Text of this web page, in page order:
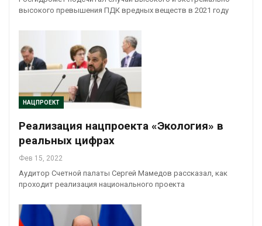
высокого превышения ПДК вредных веществ в 2021 году
НАЦПРОЕКТ
Реализация нацпроекта «Экология» в
реальных цифрах
Фев 15, 2022
Аудитор Счетной палаты Сергей Мамедов рассказал, как
проходит реализация национального проекта